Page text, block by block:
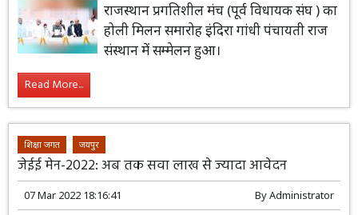
राजस्थान प्रगतिशील मंच (पूर्व विधायक संघ ) का
होली मिलन समारोह इंदिरा गांधी पंचायती राज
संस्थान में सम्मेलन हुआ।
Read More...
शिक्षा जगत जयपुर
जेईई मेन-2022: अब तक सवा लाख से ज्यादा आवेदन
07 Mar 2022 18:16:41 ByAdministrator